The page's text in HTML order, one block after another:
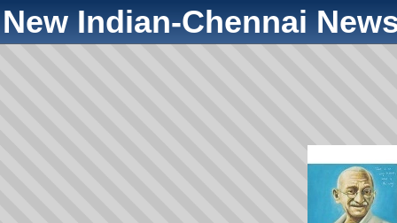
New Indian-Chennai